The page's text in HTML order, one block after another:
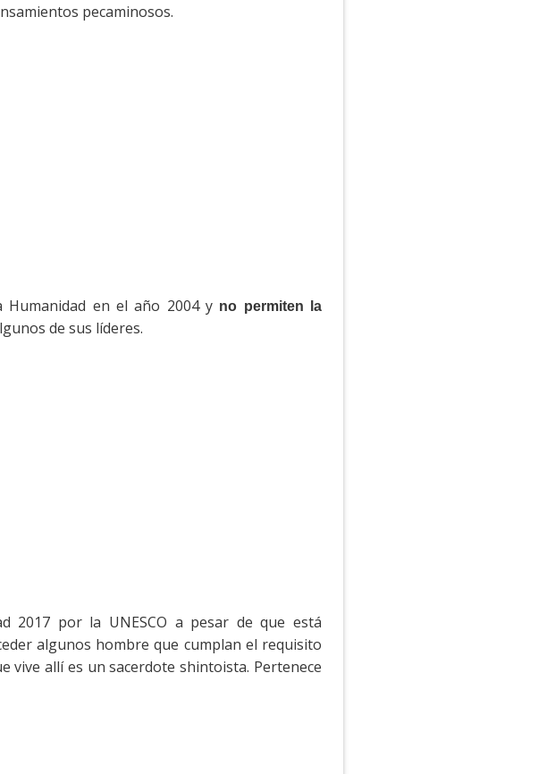
pecaminosos.
Humanidad en el año 2004 y no permiten la
de sus líderes.
2017 por la UNESCO a pesar de que está
algunos hombre que cumplan el requisito
vive allí es un sacerdote shintoista. Pertenece